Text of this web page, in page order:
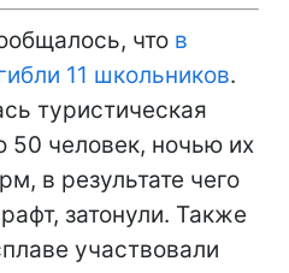
что в
11 школьников.
туристическая
50 человек, ночью их
в результате чего
затонули. Также
участвовали